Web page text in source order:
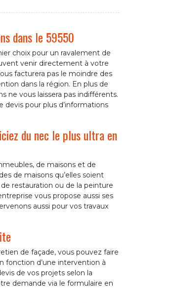
dans le 59550
choix pour un ravalement de
venir directement à votre
facturera pas le moindre des
dans la région. En plus de
ne vous laissera pas indifférents.
devis pour plus d’informations
du nec le plus ultra en
de maisons et de
de maisons qu’elles soient
restauration ou de la peinture
vous propose aussi ses
aussi pour vos travaux
de façade, vous pouvez faire
fonction d’une intervention à
de vos projets selon la
demande via le formulaire en